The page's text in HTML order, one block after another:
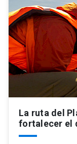
Personal
Alumni
Padres y familia
Vecinos
Mi Cuenta UC launch
Correo UC
Mi Portal UC launch
Donaciones launch
La ruta del
fortalecer el